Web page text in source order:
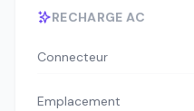
RECHARGE AC
Connecteur
Emplacement